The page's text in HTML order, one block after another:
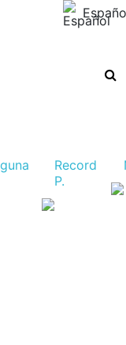
Record
P.